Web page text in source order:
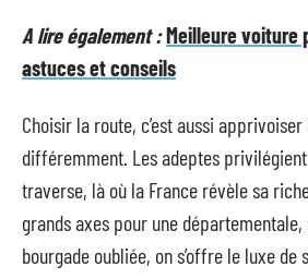
A lire également :Meilleure voiture
astuces et conseils
Choisir la route, c’est aussi
différemment. Les adeptes
traverse, là où la France révèle sa
grands axes pour une
bourgade oubliée, on s’offre le luxe de